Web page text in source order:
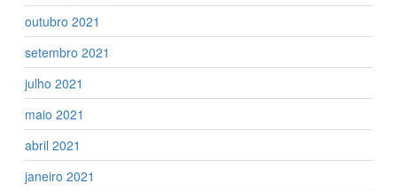
outubro 2021
setembro 2021
julho 2021
maio 2021
abril 2021
janeiro 2021